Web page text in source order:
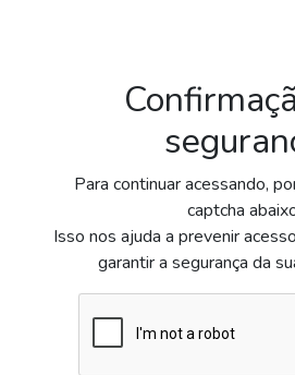
Para continuar acessando,
captcha
Isso nos ajuda a prevenir
garantir a segurança da